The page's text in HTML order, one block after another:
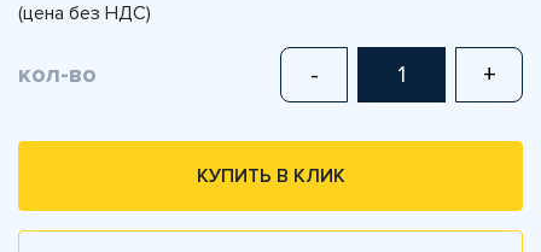
(цена без НДС)
кол-во - +
КУПИТЬ В КЛИК